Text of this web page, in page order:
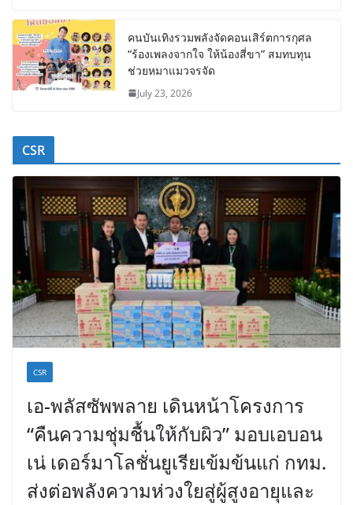
คนบันเทิงรวมพลังจัดคอนเสิร์ตการกุศล
“ร้องเพลงจากใจ ให้น้องสี่ขา” สมทบทุน
ช่วยหมาแมวจรจัด
July 23, 2026
CSR
CSR
เอ-พลัสซัพพลาย เดินหน้าโครงการ
“คืนความชุ่มชื้นให้กับผิว” มอบเอบอน
เน่ เดอร์มาโลชั่นยูเรียเข้มข้นแก่ กทม.
ส่งต่อพลังความห่วงใยสู่ผู้สูงอายุและ